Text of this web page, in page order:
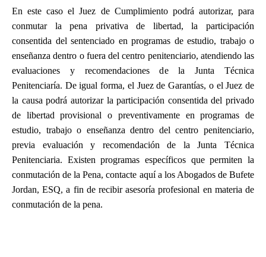
En este caso el Juez de Cumplimiento podrá autorizar, para
conmutar la pena privativa de libertad, la participación
consentida del sentenciado en programas de estudio, trabajo o
enseñanza dentro o fuera del centro penitenciario, atendiendo las
evaluaciones y recomendaciones de la Junta Técnica
Penitenciaría. De igual forma, el Juez de Garantías, o el Juez de
la causa podrá autorizar la participación consentida del privado
de libertad provisional o preventivamente en programas de
estudio, trabajo o enseñanza dentro del centro penitenciario,
previa evaluación y recomendación de la Junta Técnica
Penitenciaria. Existen programas específicos que permiten la
conmutación de la Pena, contacte aquí a los Abogados de Bufete
Jordan, ESQ, a fin de recibir asesoría profesional en materia de
conmutación de la pena.